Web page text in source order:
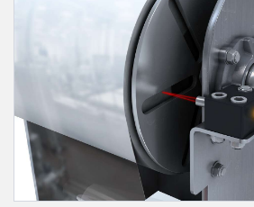
光电传感器
3D飞行时间
雷达传感器
前缘检测
机器监控/设备综合效率
物料、服务或托盘取件呼叫
状况监测：预测性维护和预防性维护